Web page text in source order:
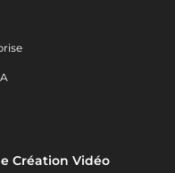
Création Vidéo